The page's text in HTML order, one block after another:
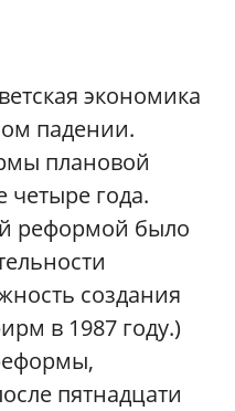
экономика
падении.
плановой
четыре года.
реформой было
создания
в 1987 году.)
пятнадцати